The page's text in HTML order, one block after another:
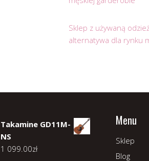
Sklep z używaną
alternatywa dla rynku
Takamine GD11M-
NS
1 099.00zł
Menu
Sklep
Blog